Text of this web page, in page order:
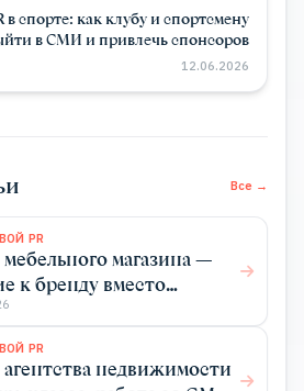
в спорте: как клубу и спортсмену
в СМИ и привлечь спонсоров
12.06.2026
Все →
PR
мебельного магазина —
к бренду вместо
акций
PR
агентства недвижимости